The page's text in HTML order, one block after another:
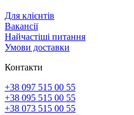
Для клієнтів
Вакансії
Найчастіші питання
Умови доставки
Контакти
+38 097 515 00 55
+38 095 515 00 55
+38 073 515 00 55